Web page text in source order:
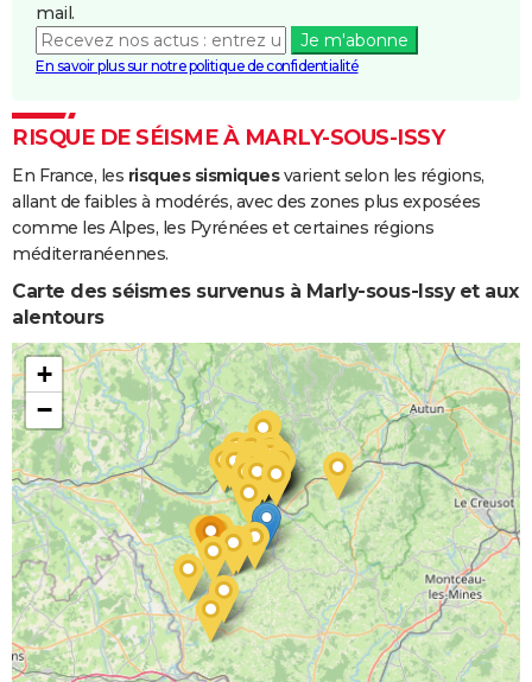
mail.
Je m'abonne
En savoir plus sur notre politique de confidentialité
RISQUE DE SÉISME À MARLY-SOUS-ISSY
En France, les risques sismiquesvarient selon les régions,
allant de faibles à modérés, avec des zones plus exposées
comme les Alpes, les Pyrénées et certaines régions
méditerranéennes.
Carte des séismes survenus à Marly-sous-Issy et aux
alentours
+
−